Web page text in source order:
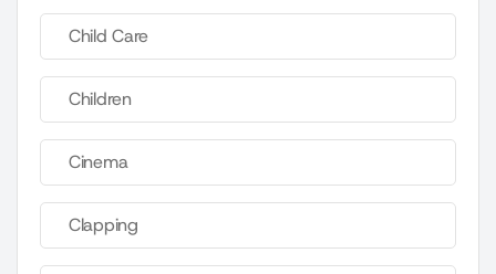
Child Care
Children
Cinema
Clapping